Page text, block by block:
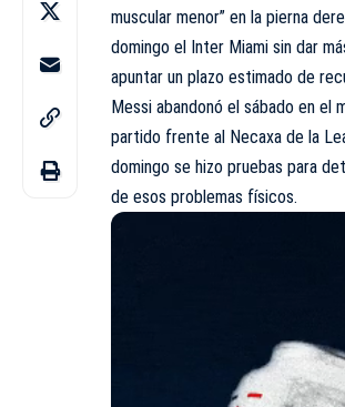
muscular menor” en la pierna
domingo el Inter Miami sin dar
apuntar un plazo estimado de
Messi abandonó el sábado en el
partido frente al Necaxa de la
domingo se hizo pruebas para
de esos problemas físicos.